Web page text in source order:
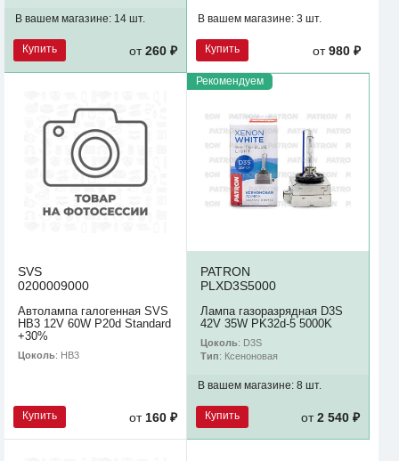
В вашем магазине: 14 шт.
Купить от260 ₽
В вашем магазине: 3 шт.
Купить от980 ₽
SVS
0200009000
Автолампа галогенная SVS
HB3 12V 60W P20d Standard
+30%
Цоколь: HB3
Купить от 160 ₽
Рекомендуем
PATRON
PLXD3S5000
Лампа газоразрядная D3S
42V 35W PK32d-5 5000K
Цоколь: D3S
Тип: Ксеноновая
В вашем магазине: 8 шт.
Купить от2 540 ₽